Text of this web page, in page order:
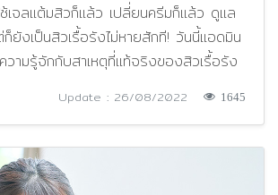
เจลแต้มสิวก็แล้ว เปลี่ยนครีมก็แล้ว ดูแล
ยังเป็นสิวเรื้อรังไม่หายสักที! วันนี้แอดมิน
วามรู้จักกับสาเหตุที่แท้จริงของสิวเรื้อรัง
Update : 26/08/2022 1645